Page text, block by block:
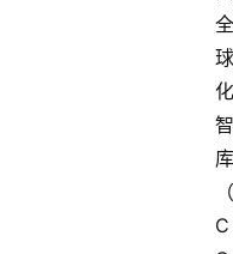
全
球
化
智
库
（
C